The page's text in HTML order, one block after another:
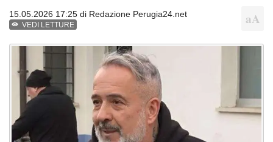
15.05.2026 17:25 di Redazione Perugia24.net
VEDI LETTURE